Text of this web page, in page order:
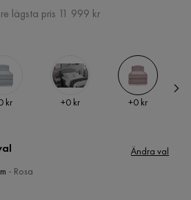
Pris
lägsta pris 11 999 kr
kr Pris
+0 kr Pris
+0 kr
Ändra val
- Rosa